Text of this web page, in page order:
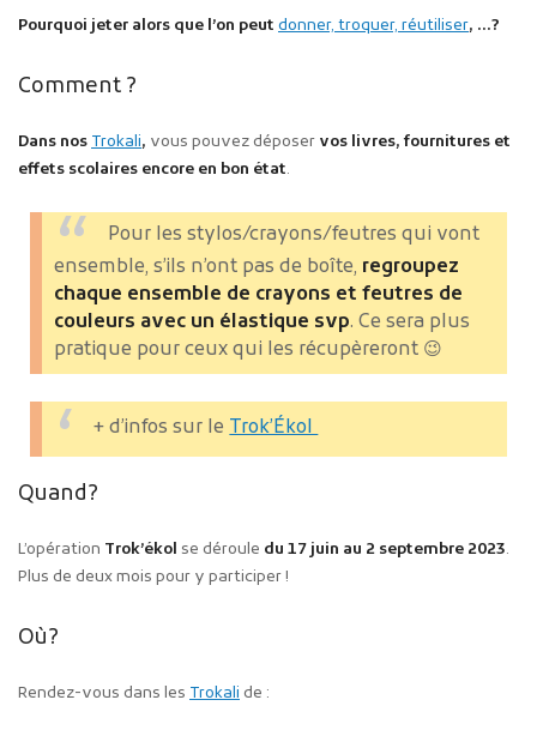
Pourquoi jeter alors que l’on peut donner, troquer, réutiliser, …?
Comment ?
Dans nos Trokali, vous pouvez déposer vos livres, fournitures et
effets scolaires encore en bon état.
Pour les stylos/crayons/feutres qui vont
ensemble, s’ils n’ont pas de boîte, regroupez
chaque ensemble de crayons et feutres de
couleurs avec un élastique svp. Ce sera plus
pratique pour ceux qui les récupèreront 😉
+ d’infos sur le Trok’Ékol
Quand?
L’opération Trok’ékol se déroule du 17 juin au 2 septembre 2023.
Plus de deux mois pour y participer !
Où?
Rendez-vous dans les Trokali de :